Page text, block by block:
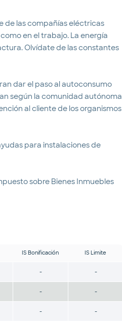
de las compañías eléctricas
en el trabajo. La energía
Olvídate de las constantes
dar el paso al autoconsumo
según la comunidad autónoma
al cliente de los organismos
para instalaciones de
sobre Bienes Inmuebles
IS Bonificación IS Limite
- -
- -
- -